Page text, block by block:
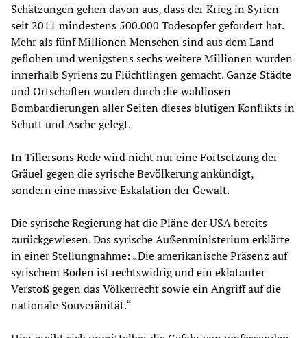
Schätzungen gehen davon aus, dass der Krieg in Syrien
seit 2011 mindestens 500.000 Todesopfer gefordert hat.
Mehr als fünf Millionen Menschen sind aus dem Land
geflohen und wenigstens sechs weitere Millionen wurden
innerhalb Syriens zu Flüchtlingen gemacht. Ganze Städte
und Ortschaften wurden durch die wahllosen
Bombardierungen aller Seiten dieses blutigen Konflikts in
Schutt und Asche gelegt.
In Tillersons Rede wird nicht nur eine Fortsetzung der
Gräuel gegen die syrische Bevölkerung ankündigt,
sondern eine massive Eskalation der Gewalt.
Die syrische Regierung hat die Pläne der USA bereits
zurückgewiesen. Das syrische Außenministerium erklärte
in einer Stellungnahme: „Die amerikanische Präsenz auf
syrischem Boden ist rechtswidrig und ein eklatanter
Verstoß gegen das Völkerrecht sowie ein Angriff auf die
nationale Souveränität.“